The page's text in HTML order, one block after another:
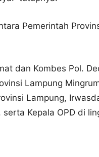
Pemerintah
dan Kombes Pol.
Lampung
Lampung,
Kepala OPD di